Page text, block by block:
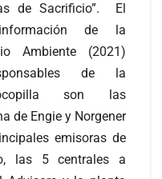
de Sacrificio”. El
de la
Ambiente (2021)
de la
son las
de Engie y Norgener
emisoras de
las 5 centrales a